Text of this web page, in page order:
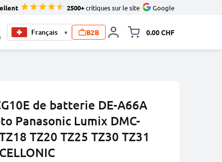
2500+critiques sur le site Google
▾ B2B 0.00 CHF
de batterie DE-A66A
Panasonic Lumix DMC-
TZ20 TZ25 TZ30 TZ31